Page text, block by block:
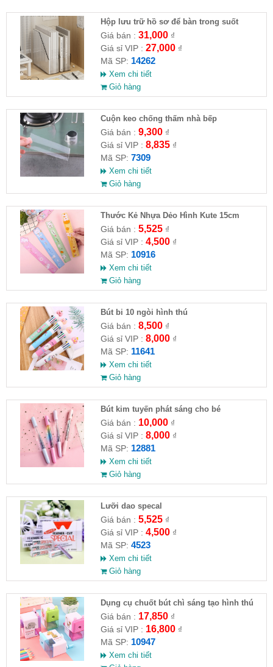
Hộp lưu trữ hồ sơ để bàn trong suốt
Giá bán : 31,000₫
Giá sỉ VIP : 27,000₫
Mã SP: 14262
Xem chi tiết
Giỏ hàng
Cuộn keo chống thấm nhà bếp
Giá bán : 9,300₫
Giá sỉ VIP : 8,835₫
Mã SP: 7309
Xem chi tiết
Giỏ hàng
Thước Kẻ Nhựa Dẻo Hình Kute 15cm
Giá bán : 5,525₫
Giá sỉ VIP : 4,500₫
Mã SP: 10916
Xem chi tiết
Giỏ hàng
Bút bi 10 ngòi hình thú
Giá bán : 8,500₫
Giá sỉ VIP : 8,000₫
Mã SP: 11641
Xem chi tiết
Giỏ hàng
Bút kim tuyến phát sáng cho bé
Giá bán : 10,000₫
Giá sỉ VIP : 8,000₫
Mã SP: 12881
Xem chi tiết
Giỏ hàng
Lưỡi dao specal
Giá bán : 5,525₫
Giá sỉ VIP : 4,500₫
Mã SP: 4523
Xem chi tiết
Giỏ hàng
Dụng cụ chuốt bút chì sáng tạo hình thú
8x4x5cm
Giá bán : 17,850₫
Giá sỉ VIP : 16,800₫
Mã SP: 10947
Xem chi tiết